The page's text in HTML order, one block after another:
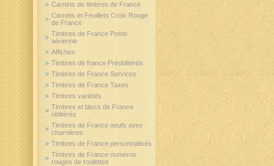
Carnets de timbres de France
Carnets et Feuillets Croix Rouge
de France
Timbres de France Poste
aérienne
Affiches
Timbres de france Préoblitérés
Timbres de France Services
Timbres de France Taxes
Timbres variétés
Timbres et blocs de France
oblitérés
Timbres de France neufs avec
charnières
Timbres de France personnalisés
Timbres de France numéros
rouges de roulettes